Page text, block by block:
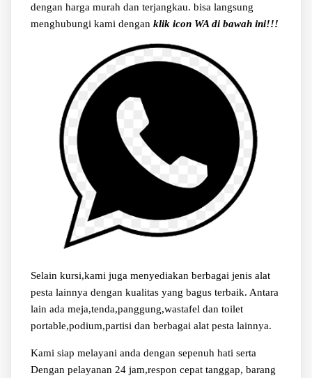
dengan harga murah dan terjangkau. bisa langsung
menghubungi kami dengan klik icon WA di bawah ini!!!
Selain kursi,kami juga menyediakan berbagai jenis alat
pesta lainnya dengan kualitas yang bagus terbaik. Antara
lain ada meja,tenda,panggung,wastafel dan toilet
portable,podium,partisi dan berbagai alat pesta lainnya.
Kami siap melayani anda dengan sepenuh hati serta
Dengan pelayanan 24 jam,respon cepat tanggap, barang